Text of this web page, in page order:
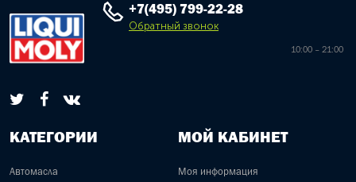
+7(495) 799-22-28
Обратный звонок
10:00 – 21:00
КАТЕГОРИИ
Автомасла
МОЙ КАБИНЕТ
Моя информация